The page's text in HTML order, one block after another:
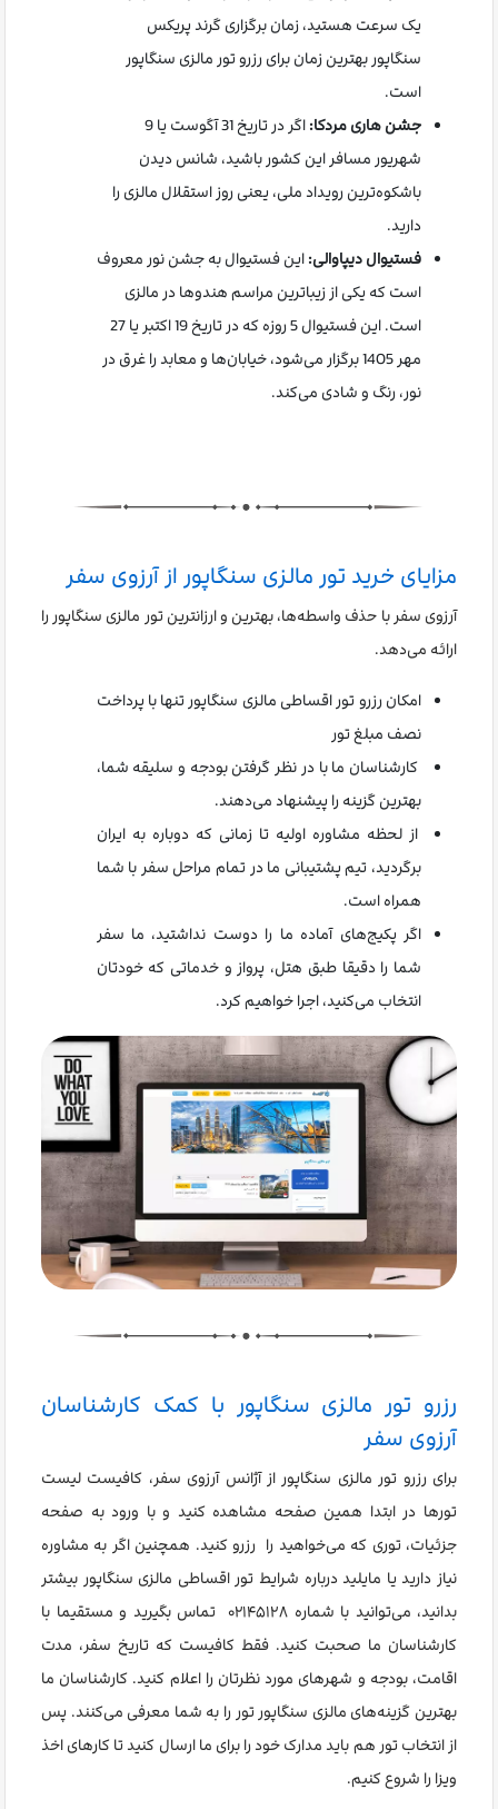
یک سرعت هستید، زمان برگزاری گرند پریکس
سنگاپور بهترین زمان برای رزرو تور مالزی سنگاپور
است.
جشن هاری مردکا:
اگر در تاریخ 31 آگوست یا 9
شهریور مسافر این کشور باشید، شانس دیدن
باشکوه‌ترین رویداد ملی، یعنی روز استقلال مالزی را
دارید.
فستیوال دیپاوالی:این فستیوال به جشن نور معروف
است که یکی از زیباترین مراسم هندوها در مالزی
است. این فستیوال 5 روزه که در تاریخ 19 اکتبر یا 27
مهر 1405 برگزار می‌شود، خیابان‌ها و معابد را غرق در
نور، رنگ و شادی می‌کند.
مزایای خرید تور مالزی سنگاپور از آرزوی سفر
آرزوی سفر با حذف واسطه‌ها، بهترین و ارزانترین تور مالزی سنگاپور را
ارائه می‌دهد.
امکان رزرو تور اقساطی مالزی سنگاپور تنها با پرداخت
نصف مبلغ تور
کارشناسان ما با در نظر گرفتن بودجه و سلیقه شما،
بهترین گزینه را پیشنهاد می‌دهند.
از لحظه مشاوره اولیه تا زمانی که دوباره به ایران
برگردید، تیم پشتیبانی ما در تمام مراحل سفر با شما
همراه است.
اگر پکیج‌های آماده ما را دوست نداشتید، ما سفر
شما را دقیقا طبق هتل، پرواز و خدماتی که خودتان
انتخاب می‌کنید، اجرا خواهیم کرد.
رزرو تور مالزی سنگاپور با کمک کارشناسان
آرزوی سفر
برای رزرو تور مالزی سنگاپور از آژانس آرزوی سفر، کافیست لیست
تورها در ابتدا همین صفحه مشاهده کنید و با ورود به صفحه
جزئیات، توری که می‌خواهید را رزرو کنید. همچنین اگر به مشاوره
نیاز دارید یا مایلید درباره شرایط تور اقساطی مالزی سنگاپور بیشتر
بدانید، می‌توانید با شماره ۰۲۱۴۵۱۲۸ تماس بگیرید و مستقیما با
کارشناسان ما صحبت کنید. فقط کافیست که تاریخ سفر، مدت
اقامت، بودجه و شهرهای مورد نظرتان را اعلام کنید. کارشناسان ما
بهترین گزینه‌های مالزی سنگاپور تور را به شما معرفی می‌کنند. پس
از انتخاب تور هم باید مدارک خود را برای ما ارسال کنید تا کارهای اخذ
ویزا را شروع کنیم.